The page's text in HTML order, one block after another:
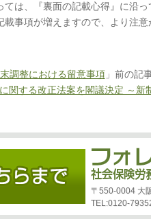
は、『裏面の記載心得』に沿
事項が増えますので、より注
調整における留意事項」前の
関する改正法案を閣議決定 ～新
〒550-0004 大
TEL:0120-